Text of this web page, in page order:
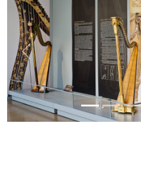
Previous